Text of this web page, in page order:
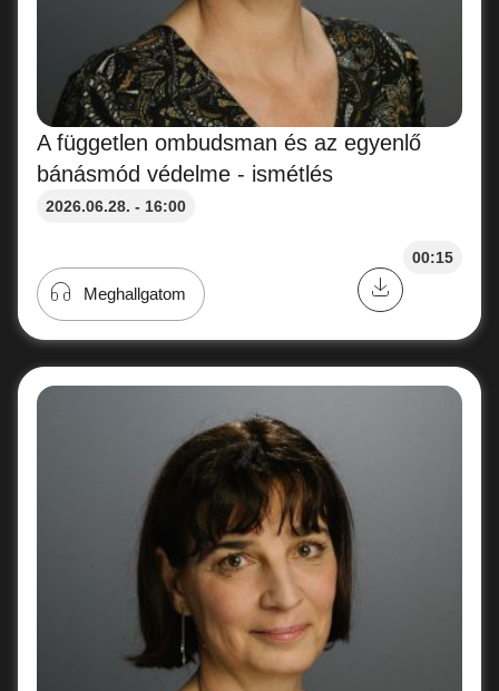
A független ombudsman és az egyenlő
bánásmód védelme - ismétlés
2026.06.28. - 16:00
00:15
Meghallgatom